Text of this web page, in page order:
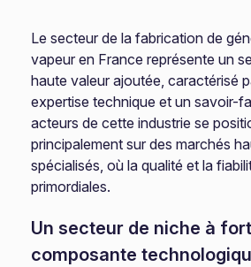
Le secteur de la fabrication de
vapeur en France représente un
haute valeur ajoutée, caractérisé
expertise technique et un savoir-
acteurs de cette industrie se
principalement sur des marchés
spécialisés, où la qualité et la
primordiales.
Un secteur de niche à
composante